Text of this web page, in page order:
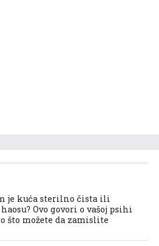
je kuća sterilno čista ili
Ovo govori o vašoj psihi
što možete da zamislite